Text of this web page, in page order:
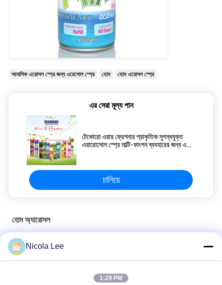
আবাসিক এরোসল স্প্রে জন্য এরেসোল স্প্রে হোম হোম এরোসল স্প্রে
এর সেরা মূল্য পান
টেকোরো এয়ার ফ্রেশনার প্রাকৃতিক সুগন্ধযুক্ত
এয়ারোসোল স্প্রে মাল্টি-ফাংশন ব্যবহারের জন্য এবং
চালিয়ে
হোম অ্যারোসল
হোম / অফিস / গাড়ী বিভিন্ন সুবাস উপলভ্য জন্য মসৃণ এয়ার ফ্রেশনার স্প্রে
জলরোধী স্প্রে / হোম এ অ্যারোসল আইটেম রাখা জল অপ্রয়োজনীয় এবং দাগ প্রতিরোধী
কঠিন ময়লা / ধুলো / ফিঙ্গারপ্রিন্ট / ধোঁয়া আমানত পরিষ্কারের জন্য গ্লাস ক্লিনার
Nicola Lee
1:29 PM